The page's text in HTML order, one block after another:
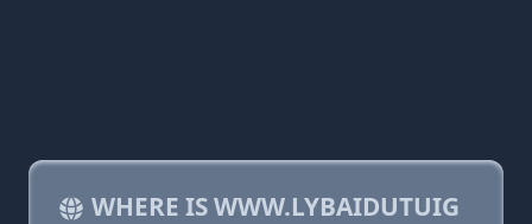
WHERE IS WWW.LYBAIDUTUIG